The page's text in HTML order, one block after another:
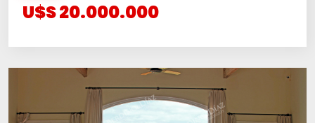
U$S 20.000.000